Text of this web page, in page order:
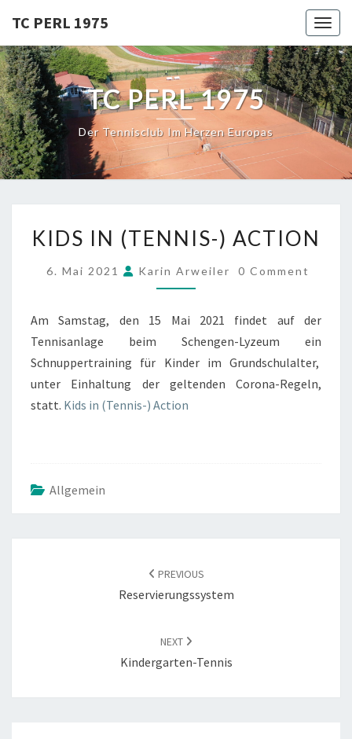
content
TC PERL 1975
TC PERL 1975
Der Tennisclub Im Herzen Europas
IN
ACTION
KIDS IN (TENNIS-) ACTION
6. Mai 2021 Karin Arweiler COMMENTS
0 Comment
Am Samstag, den 15 Mai 2021 findet auf der
Tennisanlage beim Schengen-Lyzeum ein
Schnuppertraining für Kinder im Grundschulalter,
unter Einhaltung der geltenden Corona-Regeln,
statt. Kids in (Tennis-) Action
Allgemein
PREVIOUS
Reservierungssystem
NEXT
Kindergarten-Tennis